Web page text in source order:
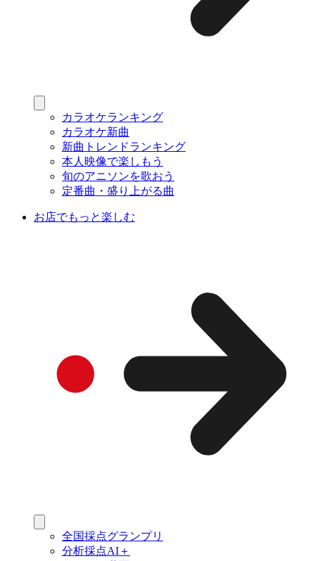
カラオケランキング
カラオケ新曲
新曲トレンドランキング
本人映像で楽しもう
旬のアニソンを歌おう
定番曲・盛り上がる曲
お店でもっと楽しむ
全国採点グランプリ
分析採点AI＋